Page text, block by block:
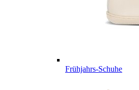
Frühjahrs-Schuhe